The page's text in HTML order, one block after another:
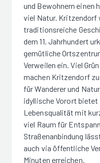
und Bewohnern einen
viel Natur. Kritzendorf
traditionsreiche
dem 11. Jahrhundert
gemütliche
Verweilen ein. Viel
machen Kritzendorf
für Wanderer und
idyllische Vorort bietet
Lebensqualität mit
viel Raum für
Straßenanbindung
auch via öffentliche
Minuten erreichen.